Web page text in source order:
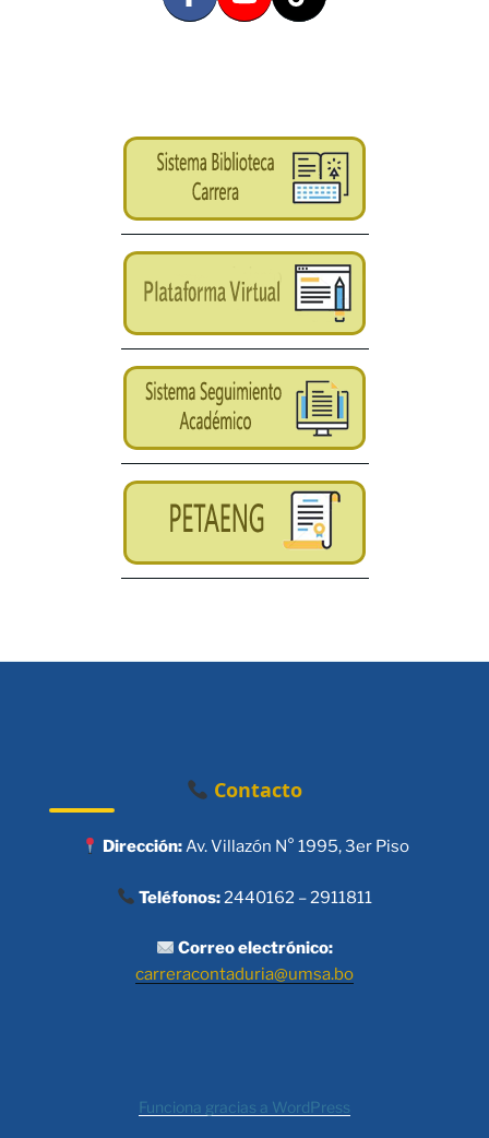
Contacto
Dirección:Av. Villazón N° 1995, 3er Piso
Teléfonos:2440162 – 2911811
Correo electrónico:
carreracontaduria@umsa.bo
Funciona gracias a WordPress